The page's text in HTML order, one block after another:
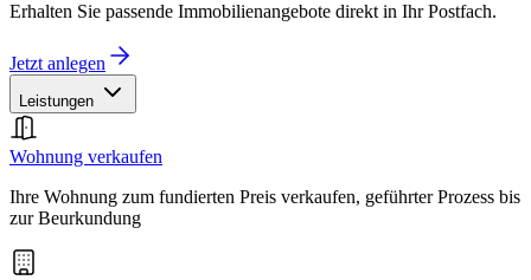
Erhalten Sie passende Immobilienangebote direkt in Ihr Postfach.
Jetzt anlegen
Leistungen
Wohnung verkaufen
Ihre Wohnung zum fundierten Preis verkaufen, geführter Prozess bis
zur Beurkundung